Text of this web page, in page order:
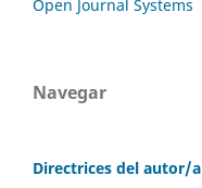
Open Journal Systems
Navegar
Directrices del autor/a